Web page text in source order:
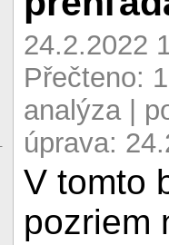
24.2.2022
Přečteno:
analýza |
úprava:
V tomto
pozriem